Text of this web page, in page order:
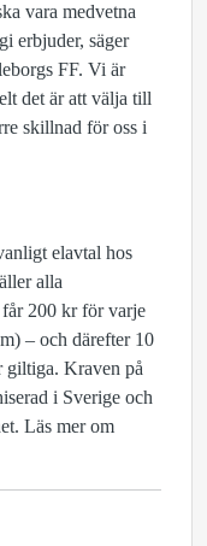
vara medvetna
erbjuder, säger
FF. Vi är
det är att välja till
skillnad för oss i
elavtal hos
alla
200 kr för varje
– och därefter 10
giltiga. Kraven på
i Sverige och
Läs mer om